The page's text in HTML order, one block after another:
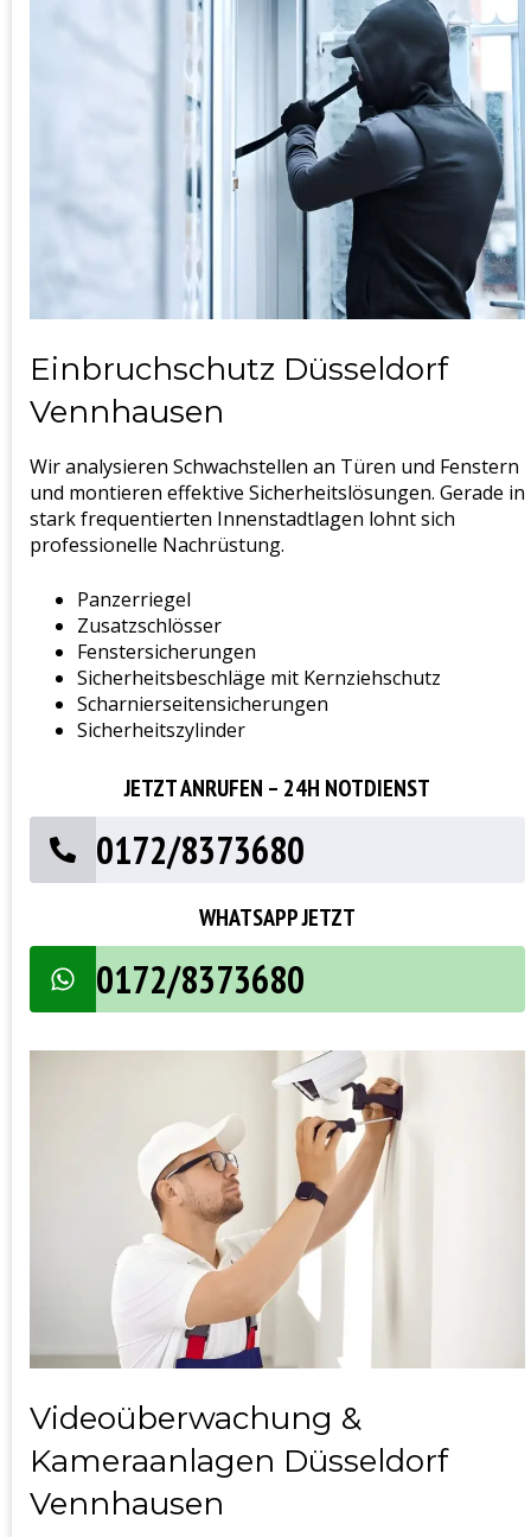
Einbruchschutz Düsseldorf
Vennhausen
Wir analysieren Schwachstellen an Türen und Fenstern
und montieren effektive Sicherheitslösungen. Gerade in
stark frequentierten Innenstadtlagen lohnt sich
professionelle Nachrüstung.
Panzerriegel
Zusatzschlösser
Fenstersicherungen
Sicherheitsbeschläge mit Kernziehschutz
Scharnierseitensicherungen
Sicherheitszylinder
JETZT ANRUFEN – 24H NOTDIENST
0172/8373680
WHATSAPP JETZT
0172/8373680
Videoüberwachung &
Kameraanlagen Düsseldorf
Vennhausen